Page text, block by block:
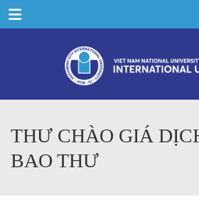
Menu
THƯ CHÀO GIÁ
BAO THƯ